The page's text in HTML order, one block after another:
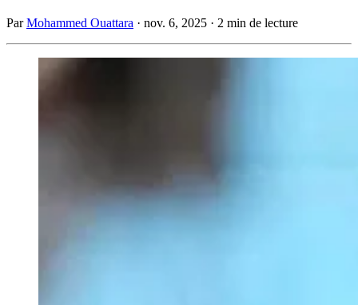
ParMohammed Ouattara · nov. 6, 2025 · 2 min de lecture